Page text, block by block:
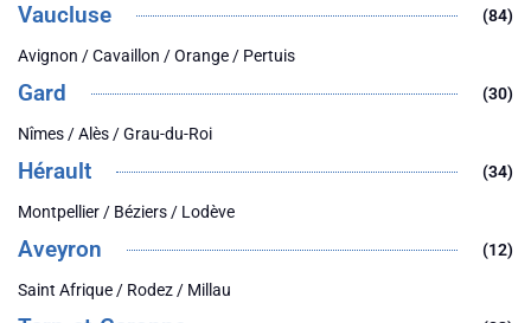
Vaucluse (84)
Avignon / Cavaillon / Orange / Pertuis
Gard (30)
Nîmes / Alès / Grau-du-Roi
Hérault (34)
Montpellier / Béziers / Lodève
Aveyron (12)
Saint Afrique / Rodez / Millau